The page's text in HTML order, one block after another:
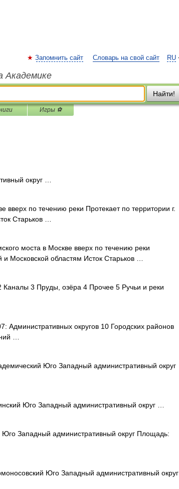
RU
Запомнить сайт Словарь на свой сайт
Академике
Найти!
Игры ⚽
округ …
по течению реки Протекает по территории г.
Старьков …
моста в Москве вверх по течению реки
Московской областям Исток Старьков …
3 Пруды, озёра 4 Прочее 5 Ручьи и реки
Административных округов 10 Городских районов
…
Юго Западный административный округ
Юго Западный административный округ …
Западный административный округ Площадь:
Юго Западный административный округ